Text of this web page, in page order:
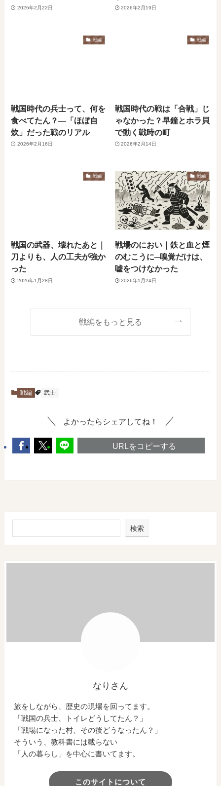
2026年2月22日 2026年2月19日
戦編
戦国時代の兵士って、何を
食べてたん？―「ほぼ自
炊」だった戦のリアル
2026年2月16日
戦編
戦国時代の戦は「合戦」じ
ゃなかった？早鐘とホラ貝
で動く戦時の町
2026年2月14日
戦編
戦国の武器、壊れたあと｜
刀よりも、人の工夫が強か
った
2026年1月28日
戦編
戦場のにおい｜鉄と血と煙
のむこうに─嗅覚だけは、
嘘をつけなかった
2026年1月24日
戦編をもっと見る
戦編 武士
よかったらシェアしてね！
URLをコピーする
検索
なりさん
旅をしながら、歴史の現場を回ってます。
「戦国の兵士、トイレどうしてたん？」
「戦場になった村、その後どうなったん？」
そういう、教科書には載らない
「人の暮らし」を中心に書いてます。
このサイトについて